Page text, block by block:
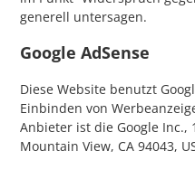
generell untersagen.
Google AdSense
Diese Website benutzt
Einbinden von
Anbieter ist die Google Inc.,
Mountain View, CA 94043,